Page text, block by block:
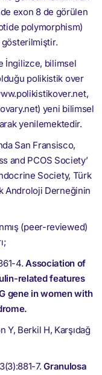
exon 8 de görülen
polymorphism)
gösterilmiştir.
İngilizce, bilimsel
polikistik over
yeni bilimsel
yenilemektedir.
San Fransisco,
and PCOS Society’
Society, Türk
Androloji Derneğinin
(peer-reviewed)
4.Association of
related features
gene in women with
Y, Berkil H, Karşıdağ
7.Granulosa